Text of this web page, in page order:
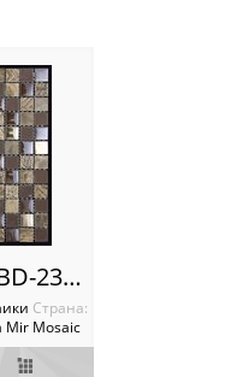
BDA-2301 (GMBD-23025) Мозаика Mir mosaic
Cтрана:
Mir Mosaic